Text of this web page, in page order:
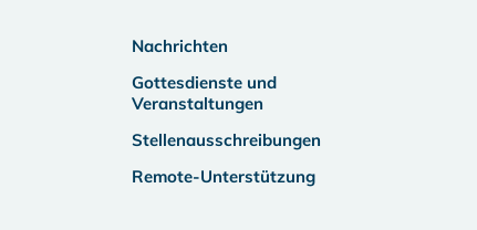
Nachrichten
Gottesdienste und
Veranstaltungen
Stellenausschreibungen
Remote-Unterstützung